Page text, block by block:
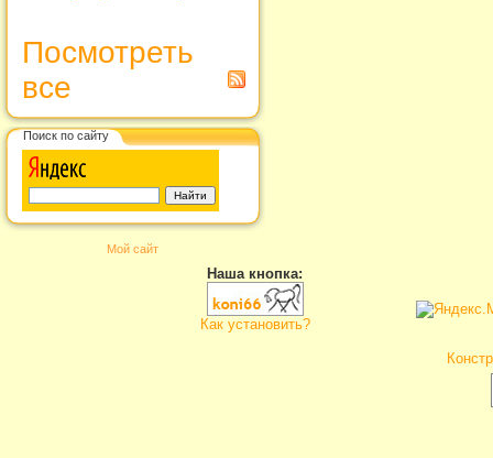
Посмотреть
все
Поиск по сайту
Мой сайт
Наша кнопка:
Как установить?